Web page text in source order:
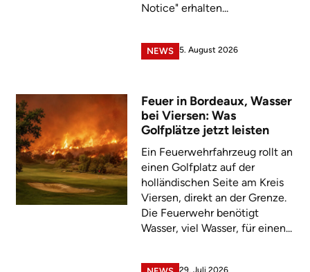
Notice" erhalten...
NEWS 5. August 2026
Feuer in Bordeaux, Wasser
bei Viersen: Was
Golfplätze jetzt leisten
Ein Feuerwehrfahrzeug rollt an
einen Golfplatz auf der
holländischen Seite am Kreis
Viersen, direkt an der Grenze.
Die Feuerwehr benötigt
Wasser, viel Wasser, für einen...
29. Juli 2026